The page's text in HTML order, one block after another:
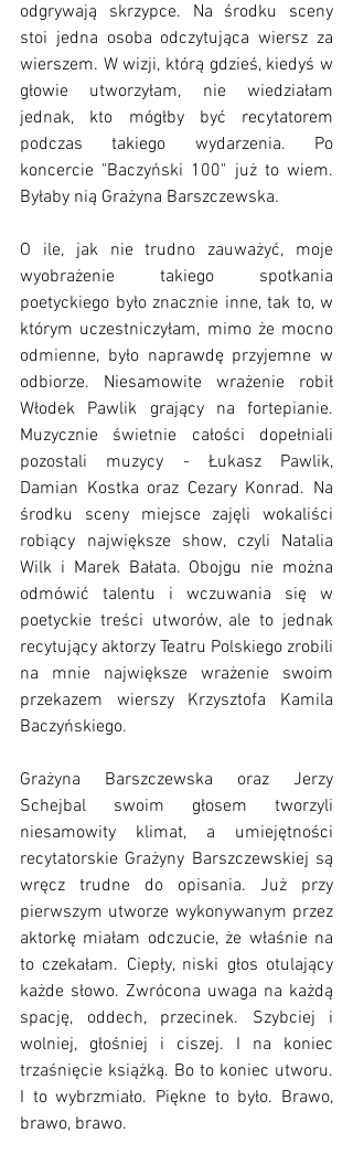
odgrywają skrzypce. Na środku sceny
stoi jedna osoba odczytująca wiersz za
wierszem. W wizji, którą gdzieś, kiedyś w
głowie utworzyłam, nie wiedziałam
jednak, kto mógłby być recytatorem
podczas takiego wydarzenia. Po
koncercie "Baczyński 100" już to wiem.
Byłaby nią Grażyna Barszczewska.
O ile, jak nie trudno zauważyć, moje
wyobrażenie takiego spotkania
poetyckiego było znacznie inne, tak to, w
którym uczestniczyłam, mimo że mocno
odmienne, było naprawdę przyjemne w
odbiorze. Niesamowite wrażenie robił
Włodek Pawlik grający na fortepianie.
Muzycznie świetnie całości dopełniali
pozostali muzycy - Łukasz Pawlik,
Damian Kostka oraz Cezary Konrad. Na
środku sceny miejsce zajęli wokaliści
robiący największe show, czyli Natalia
Wilk i Marek Bałata. Obojgu nie można
odmówić talentu i wczuwania się w
poetyckie treści utworów, ale to jednak
recytujący aktorzy Teatru Polskiego zrobili
na mnie największe wrażenie swoim
przekazem wierszy Krzysztofa Kamila
Baczyńskiego.
Grażyna Barszczewska oraz Jerzy
Schejbal swoim głosem tworzyli
niesamowity klimat, a umiejętności
recytatorskie Grażyny Barszczewskiej są
wręcz trudne do opisania. Już przy
pierwszym utworze wykonywanym przez
aktorkę miałam odczucie, że właśnie na
to czekałam. Ciepły, niski głos otulający
każde słowo. Zwrócona uwaga na każdą
spację, oddech, przecinek. Szybciej i
wolniej, głośniej i ciszej. I na koniec
trzaśnięcie książką. Bo to koniec utworu.
I to wybrzmiało. Piękne to było. Brawo,
brawo, brawo.